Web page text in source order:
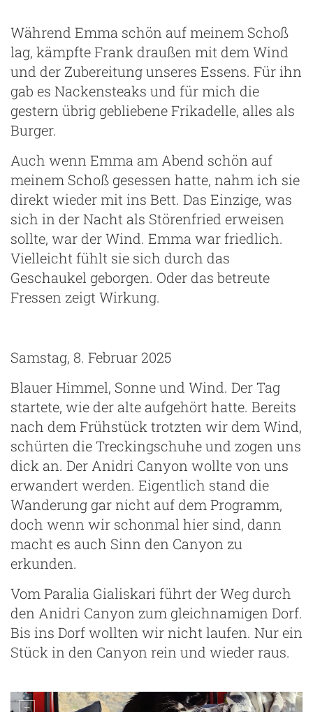
Während Emma schön auf meinem Schoß
lag, kämpfte Frank draußen mit dem Wind
und der Zubereitung unseres Essens. Für ihn
gab es Nackensteaks und für mich die
gestern übrig gebliebene Frikadelle, alles als
Burger.
Auch wenn Emma am Abend schön auf
meinem Schoß gesessen hatte, nahm ich sie
direkt wieder mit ins Bett. Das Einzige, was
sich in der Nacht als Störenfried erweisen
sollte, war der Wind. Emma war friedlich.
Vielleicht fühlt sie sich durch das
Geschaukel geborgen. Oder das betreute
Fressen zeigt Wirkung.
Samstag, 8. Februar 2025
Blauer Himmel, Sonne und Wind. Der Tag
startete, wie der alte aufgehört hatte. Bereits
nach dem Frühstück trotzten wir dem Wind,
schürten die Treckingschuhe und zogen uns
dick an. Der Anidri Canyon wollte von uns
erwandert werden. Eigentlich stand die
Wanderung gar nicht auf dem Programm,
doch wenn wir schonmal hier sind, dann
macht es auch Sinn den Canyon zu
erkunden.
Vom Paralia Gialiskari führt der Weg durch
den Anidri Canyon zum gleichnamigen Dorf.
Bis ins Dorf wollten wir nicht laufen. Nur ein
Stück in den Canyon rein und wieder raus.